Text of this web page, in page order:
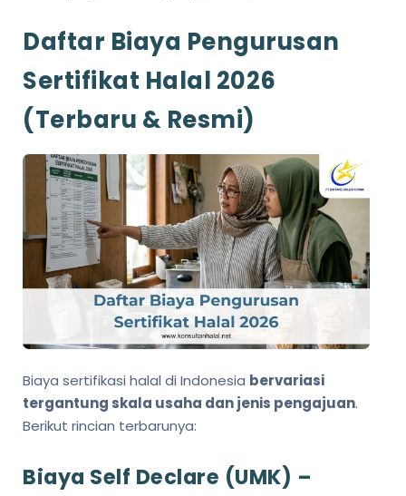
Daftar Biaya Pengurusan
Sertifikat Halal 2026
(Terbaru & Resmi)
Biaya sertifikasi halal di Indonesia bervariasi
tergantung skala usaha dan jenis pengajuan.
Berikut rincian terbarunya:
Biaya Self Declare (UMK) –